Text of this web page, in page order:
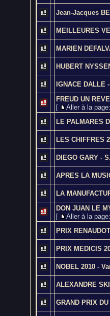
Jean-Jacques
MEILLEURES
MARIEN
HUBERT
IGNACE DALLE
FREUD UN
[
Aller à la page:
LE PALMARES
LES CHIFFRES
DIEGO GARY -
APRES LA
LA
DON JUAN LE
[
Aller à la page:
PRIX
PRIX MEDICIS
NOBEL 2010 -
ALEXANDRE
GRAND PRIX